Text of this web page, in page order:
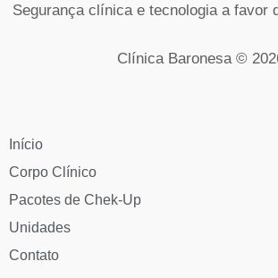
Segurança clínica e tecnologia a favor
Clínica Baronesa ©
Início
Corpo Clínico
Pacotes de Chek-Up
Unidades
Contato